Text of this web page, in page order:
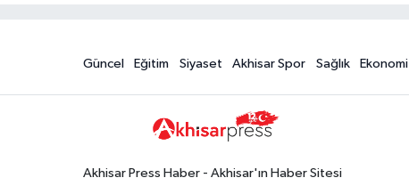
Güncel Eğitim Siyaset Akhisar Spor Sağlık Ekonomi
Akhisar Press Haber - Akhisar'ın Haber Sitesi